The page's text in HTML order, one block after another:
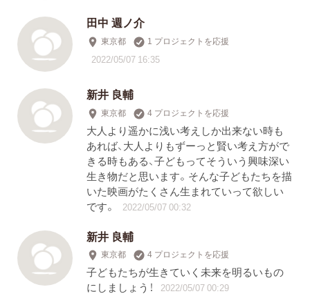
田中 週ノ介
東京都 1 プロジェクトを応援
2022/05/07 16:35
新井 良輔
東京都 4 プロジェクトを応援
大人より遥かに浅い考えしか出来ない時も
あれば、大人よりもずーっと賢い考え方がで
きる時もある、子どもってそういう興味深い
生き物だと思います。そんな子どもたちを描
いた映画がたくさん生まれていって欲しい
です。
2022/05/07 00:32
新井 良輔
東京都 4 プロジェクトを応援
子どもたちが生きていく未来を明るいもの
にしましょう！
2022/05/07 00:29